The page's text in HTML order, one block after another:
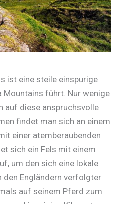
ist eine steile einspurige
Mountains führt. Nur wenige
auf diese anspruchsvolle
findet man sich an einem
einer atemberaubenden
sich ein Fels mit einem
um den sich eine lokale
den Engländern verfolgter
auf seinem Pferd zum